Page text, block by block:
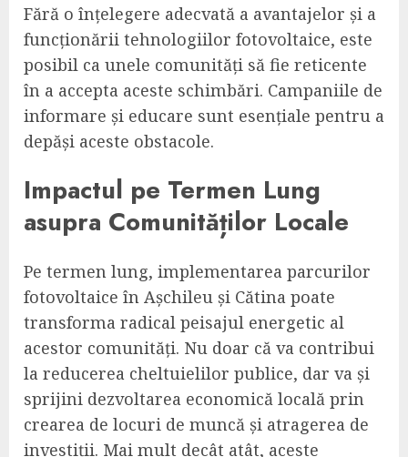
Fără o înțelegere adecvată a avantajelor și a
funcționării tehnologiilor fotovoltaice, este
posibil ca unele comunități să fie reticente
în a accepta aceste schimbări. Campaniile de
informare și educare sunt esențiale pentru a
depăși aceste obstacole.
Impactul pe Termen Lung
asupra Comunităților Locale
Pe termen lung, implementarea parcurilor
fotovoltaice în Așchileu și Cătina poate
transforma radical peisajul energetic al
acestor comunități. Nu doar că va contribui
la reducerea cheltuielilor publice, dar va și
sprijini dezvoltarea economică locală prin
crearea de locuri de muncă și atragerea de
investiții. Mai mult decât atât, aceste